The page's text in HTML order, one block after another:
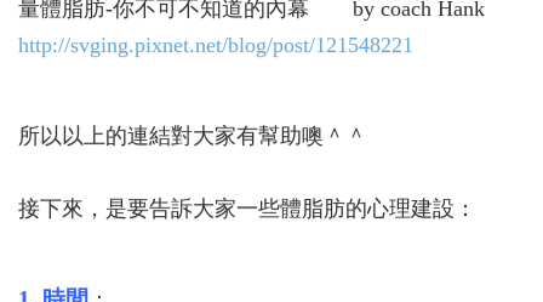
量體脂肪-你不可不知道的內幕 by coach Hank
http://svging.pixnet.net/blog/post/121548221
所以以上的連結對大家有幫助噢＾＾
接下來，是要告訴大家一些體脂肪的心理建設：